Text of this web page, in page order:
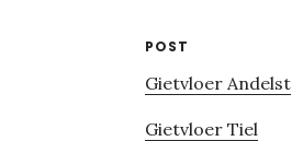
POST
Gietvloer Andelst
Gietvloer Tiel